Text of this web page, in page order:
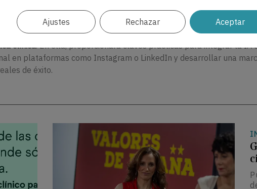
impartirá una conferencia enfocada en el impacto de la
clínica. En ella, proporcionará claves prácticas para integrar la IA
en plataformas como Instagram o LinkedIn y desarrollar una
de éxito.
Aceptar
Rechazar
Ajustes